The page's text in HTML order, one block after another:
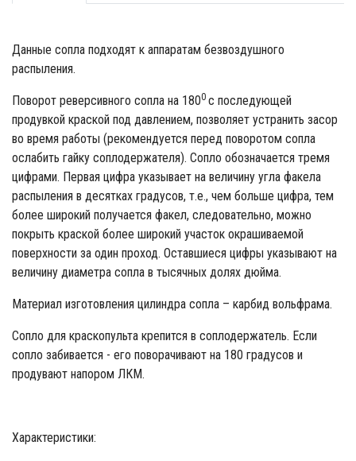
Данные сопла подходят к аппаратам безвоздушного
распыления.
Поворот реверсивного сопла на 1800 с последующей
продувкой краской под давлением, позволяет устранить засор
во время работы (рекомендуется перед поворотом сопла
ослабить гайку соплодержателя). Сопло обозначается тремя
цифрами. Первая цифра указывает на величину угла факела
распыления в десятках градусов, т.е., чем больше цифра, тем
более широкий получается факел, следовательно, можно
покрыть краской более широкий участок окрашиваемой
поверхности за один проход. Оставшиеся цифры указывают на
величину диаметра сопла в тысячных долях дюйма.
Материал изготовления цилиндра сопла – карбид вольфрама.
Сопло для краскопульта крепится в соплодержатель. Если
сопло забивается - его поворачивают на 180 градусов и
продувают напором ЛКМ.
Характеристики: